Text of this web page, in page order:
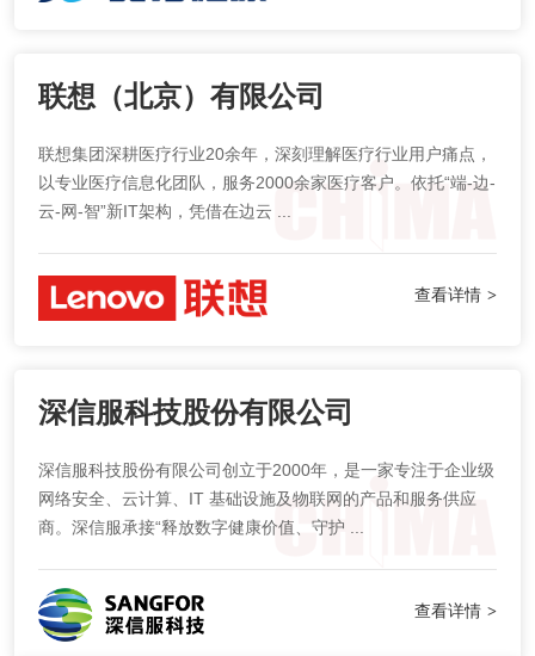
联想（北京）有限公司
联想集团深耕医疗行业20余年，深刻理解医疗行业用户痛点，
以专业医疗信息化团队，服务2000余家医疗客户。依托“端-边-
云-网-智”新IT架构，凭借在边云 ...
查看详情 >
深信服科技股份有限公司
深信服科技股份有限公司创立于2000年，是一家专注于企业级
网络安全、云计算、IT 基础设施及物联网的产品和服务供应
商。深信服承接“释放数字健康价值、守护 ...
查看详情 >